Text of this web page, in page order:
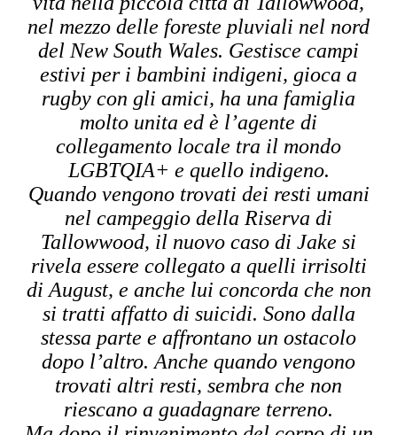
nel mezzo delle foreste pluviali nel nord
del New South Wales. Gestisce campi
estivi per i bambini indigeni, gioca a
rugby con gli amici, ha una famiglia
molto unita ed è l’agente di
collegamento locale tra il mondo
LGBTQIA+ e quello indigeno.
Quando vengono trovati dei resti umani
nel campeggio della Riserva di
Tallowwood, il nuovo caso di Jake si
rivela essere collegato a quelli irrisolti
di August, e anche lui concorda che non
si tratti affatto di suicidi. Sono dalla
stessa parte e affrontano un ostacolo
dopo l’altro. Anche quando vengono
trovati altri resti, sembra che non
riescano a guadagnare terreno.